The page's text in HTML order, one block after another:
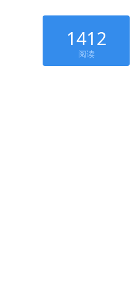
1412
阅读